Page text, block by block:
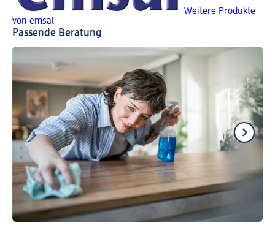
Weitere Produkte
von emsal
Passende Beratung